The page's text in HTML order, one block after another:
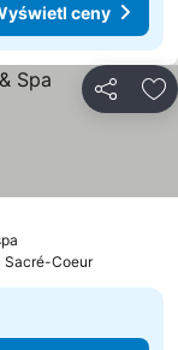
ceny
Sacré-Coeur